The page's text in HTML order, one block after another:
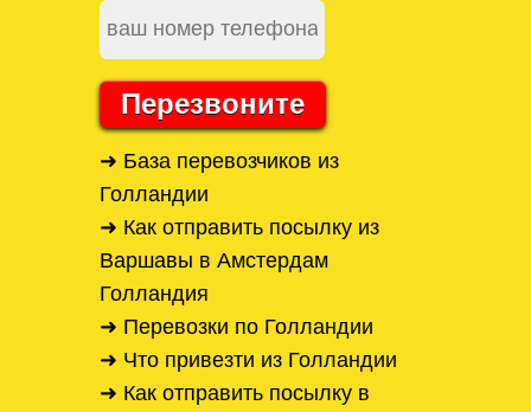
Перезвоните
➜ База перевозчиков из
Голландии
➜ Как отправить посылку из
Варшавы в Амстердам
Голландия
➜ Перевозки по Голландии
➜ Что привезти из Голландии
➜ Как отправить посылку в